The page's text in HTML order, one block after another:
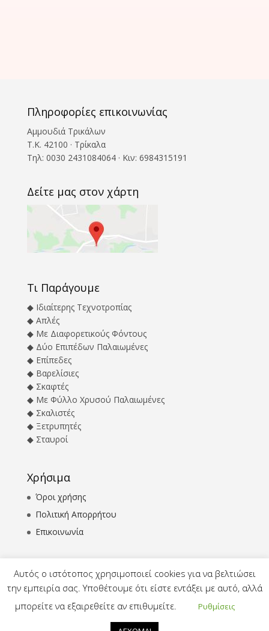
Πληροφορίες επικοινωνίας
Αμμουδιά Τρικάλων
T.Κ. 42100 · Τρίκαλα
Τηλ: 0030 2431084064 · Κιν: 6984315191
Δείτε μας στον χάρτη
Τι Παράγουμε
◆ Ιδιαίτερης Τεχνοτροπίας
◆ Απλές
◆ Με Διαφορετικούς Φόντους
◆ Δύο Επιπέδων Παλαιωμένες
◆ Επίπεδες
◆ Βαρελίσιες
◆ Σκαφτές
◆ Με Φύλλο Χρυσού Παλαιωμένες
◆ Σκαλιστές
◆ Ξετρυπητές
◆ Σταυροί
Χρήσιμα
Όροι χρήσης
Πολιτική Απορρήτου
Επικοινωνία
ΕΙΚΩ 2019 | Χειροποίητες Βυζαντινές Εικόνες
Μεταξοτυπίας | Σχεδίαση & Κατασκευή Ιστοσελίδας
Αυτός ο ιστότοπος χρησιμοποιεί cookies για να βελτιώσει
την εμπειρία σας. Υποθέτουμε ότι είστε εντάξει με αυτό, αλλά
μπορείτε να εξαιρεθείτε αν επιθυμείτε.
Ρυθμίσεις